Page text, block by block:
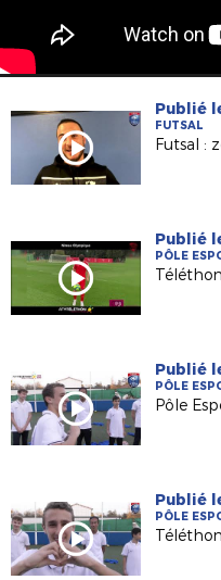
Publié
FUTSAL
Publié
PÔLE
Publié
PÔLE
Publié
PÔLE